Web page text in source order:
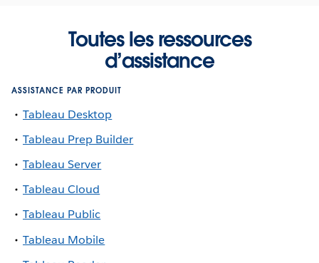
Toutes les ressources
d’assistance
ASSISTANCE PAR PRODUIT
Tableau Desktop
Tableau Prep Builder
Tableau Server
Tableau Cloud
Tableau Public
Tableau Mobile